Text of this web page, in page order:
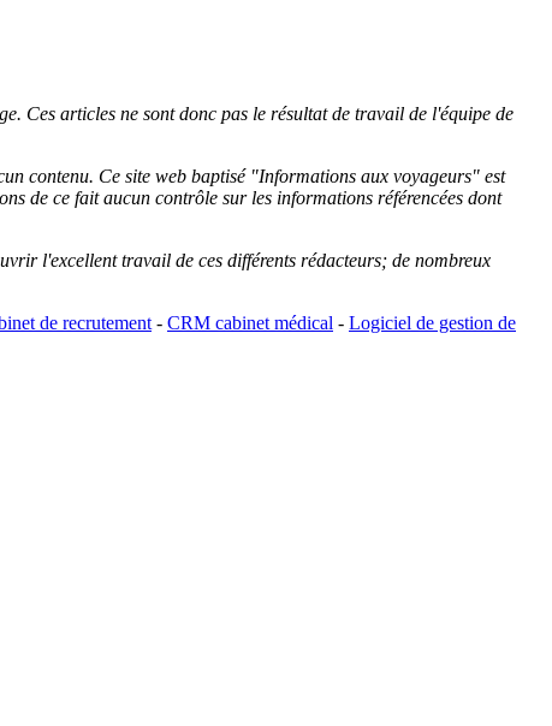
Ces articles ne sont donc pas le résultat de travail de l'équipe de
contenu. Ce site web baptisé "Informations aux voyageurs" est
de ce fait aucun contrôle sur les informations référencées dont
l'excellent travail de ces différents rédacteurs; de nombreux
de recrutement- CRM cabinet médical - Logiciel de gestion de